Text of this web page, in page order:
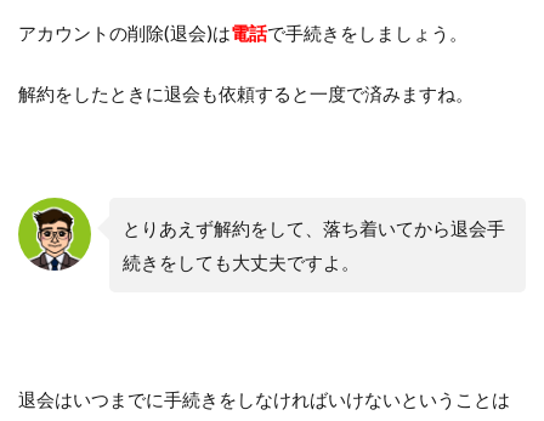
アカウントの削除(退会)は電話で手続きをしましょう。
解約をしたときに退会も依頼すると一度で済みますね。
とりあえず解約をして、落ち着いてから退会手
続きをしても大丈夫ですよ。
退会はいつまでに手続きをしなければいけないということは